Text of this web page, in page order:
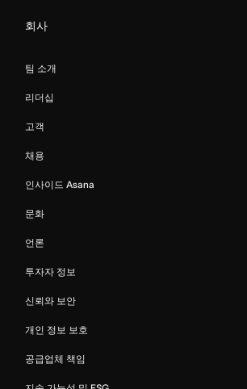
회사
팀 소개
리더십
고객
채용
인사이드 Asana
문화
언론
투자자 정보
신뢰와 보안
개인 정보 보호
공급업체 책임